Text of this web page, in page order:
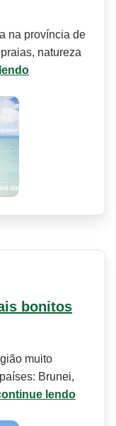
na província de
natureza
bonitos
muito
Brunei,
lendo